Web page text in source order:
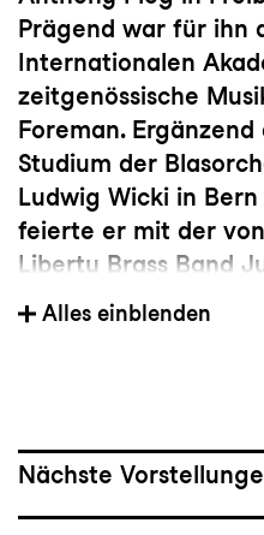
Prägend war für ihn
Internationalen
zeitgenössische
Foreman.
Studium der
Ludwig Wicki in Bern
feierte er mit der
Liberty Brass Band
Wettbewerbserfolge.
2021 war er
Schenker. Als
Alles einblenden
Nächste